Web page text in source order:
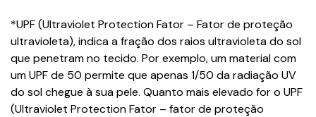
*UPF (Ultraviolet Protection Fator – Fator de proteção
ultravioleta), indica a fração dos raios ultravioleta do sol
que penetram no tecido. Por exemplo, um material com
um UPF de 50 permite que apenas 1/50 da radiação UV
do sol chegue à sua pele. Quanto mais elevado for o UPF
(Ultraviolet Protection Fator – fator de proteção